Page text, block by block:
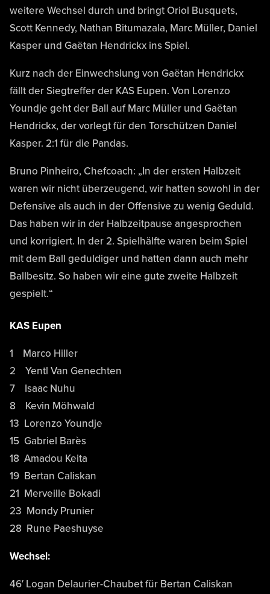
weitere Wechsel durch und bringt Oriol Busquets,
Scott Kennedy, Nathan Bitumazala, Marc Müller, Daniel
Kasper und Gaëtan Hendrickx ins Spiel.
Kurz nach der Einwechslung von Gaëtan Hendrickx
fällt der Siegtreffer der KAS Eupen. Von Lorenzo
Youndje geht der Ball auf Marc Müller und Gaëtan
Hendrickx, der vorlegt für den Torschützen Daniel
Kasper. 2:1 für die Pandas.
Bruno Pinheiro, Chefcoach: „In der ersten Halbzeit
waren wir nicht überzeugend, wir hatten sowohl in der
Defensive als auch in der Offensive zu wenig Geduld.
Das haben wir in der Halbzeitpause angesprochen
und korrigiert. In der 2. Spielhälfte waren beim Spiel
mit dem Ball geduldiger und hatten dann auch mehr
Ballbesitz. So haben wir eine gute zweite Halbzeit
gespielt.“
KAS Eupen
1 Marco Hiller
2 Yentl Van Genechten
7 Isaac Nuhu
8 Kevin Möhwald
13 Lorenzo Youndje
15 Gabriel Barès
18 Amadou Keita
19 Bertan Caliskan
21 Merveille Bokadi
23 Mondy Prunier
28 Rune Paeshuyse
Wechsel:
46′ Logan Delaurier-Chaubet für Bertan Caliskan